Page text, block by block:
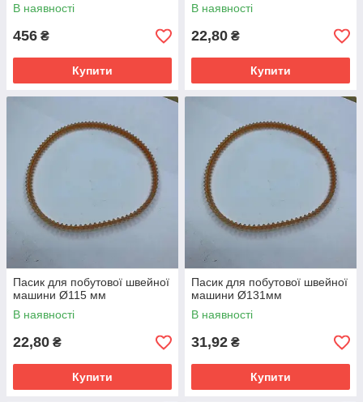
В наявності
456 ₴
Купити
В наявності
22,80 ₴
Купити
Пасик для побутової швейної
машини Ø115 мм
В наявності
22,80 ₴
Купити
Пасик для побутової швейної
машини Ø131мм
В наявності
31,92 ₴
Купити